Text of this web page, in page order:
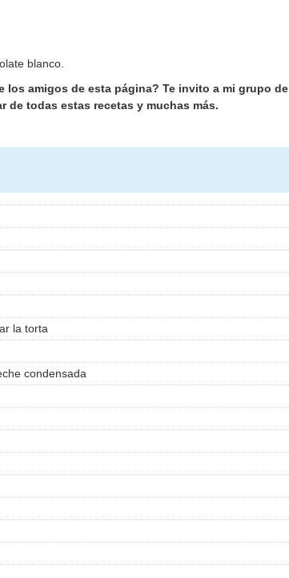
blanco.
amigos de esta página? Te invito a mi grupo de
de todas estas recetas y muchas más.
la torta
condensada